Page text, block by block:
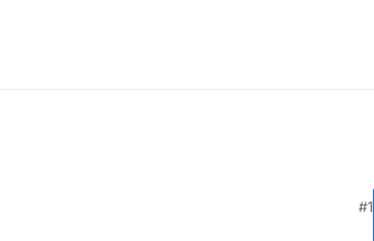
#1